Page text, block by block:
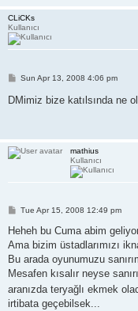
CLiCKs
Kullanıcı
P
s
t
Sun Apr 13, 2008 4:06 pm
DMimiz bize katılsında ne
mathius
Kullanıcı
P
s
Tue Apr 15, 2008 12:49 pm
Heheh bu Cuma abim
Ama bizim üstadlarımızı
Bu arada oyunumuzu
Mesafen kısalır neyse
aranızda teryağlı ekmek
irtibata geçebilsek...